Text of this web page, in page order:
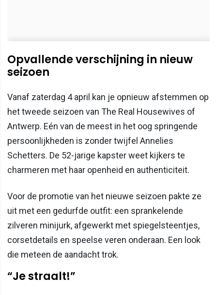
Opvallende verschijning in nieuw
seizoen
Vanaf zaterdag 4 april kan je opnieuw afstemmen op
het tweede seizoen van The Real Housewives of
Antwerp. Eén van de meest in het oog springende
persoonlijkheden is zonder twijfel Annelies
Schetters. De 52-jarige kapster weet kijkers te
charmeren met haar openheid en authenticiteit.
Voor de promotie van het nieuwe seizoen pakte ze
uit met een gedurfde outfit: een sprankelende
zilveren minijurk, afgewerkt met spiegelsteentjes,
corsetdetails en speelse veren onderaan. Een look
die meteen de aandacht trok.
“Je straalt!”